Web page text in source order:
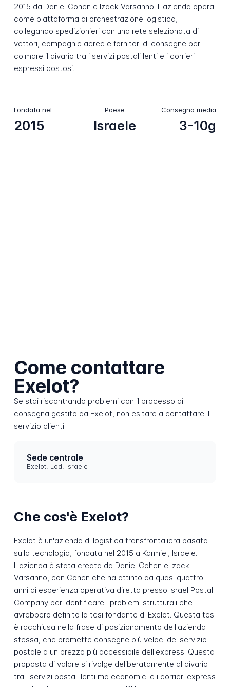
2015 da Daniel Cohen e Izack Varsanno. L'azienda opera
come piattaforma di orchestrazione logistica,
collegando spedizionieri con una rete selezionata di
vettori, compagnie aeree e fornitori di consegne per
colmare il divario tra i servizi postali lenti e i corrieri
espressi costosi.
Fondata nel
2015
Paese
Israele
Consegna media
3-10g
Come contattare
Exelot?
Se stai riscontrando problemi con il processo di
consegna gestito da Exelot, non esitare a contattare il
servizio clienti.
Sede centrale
Exelot, Lod, Israele
Che cos'è Exelot?
Exelot è un'azienda di logistica transfrontaliera basata
sulla tecnologia, fondata nel 2015 a Karmiel, Israele.
L'azienda è stata creata da Daniel Cohen e Izack
Varsanno, con Cohen che ha attinto da quasi quattro
anni di esperienza operativa diretta presso Israel Postal
Company per identificare i problemi strutturali che
avrebbero definito la tesi fondante di Exelot. Questa tesi
è racchiusa nella frase di posizionamento dell'azienda
stessa, che promette consegne più veloci del servizio
postale a un prezzo più accessibile dell'express. Questa
proposta di valore si rivolge deliberatamente al divario
tra i servizi postali lenti ma economici e i corrieri express